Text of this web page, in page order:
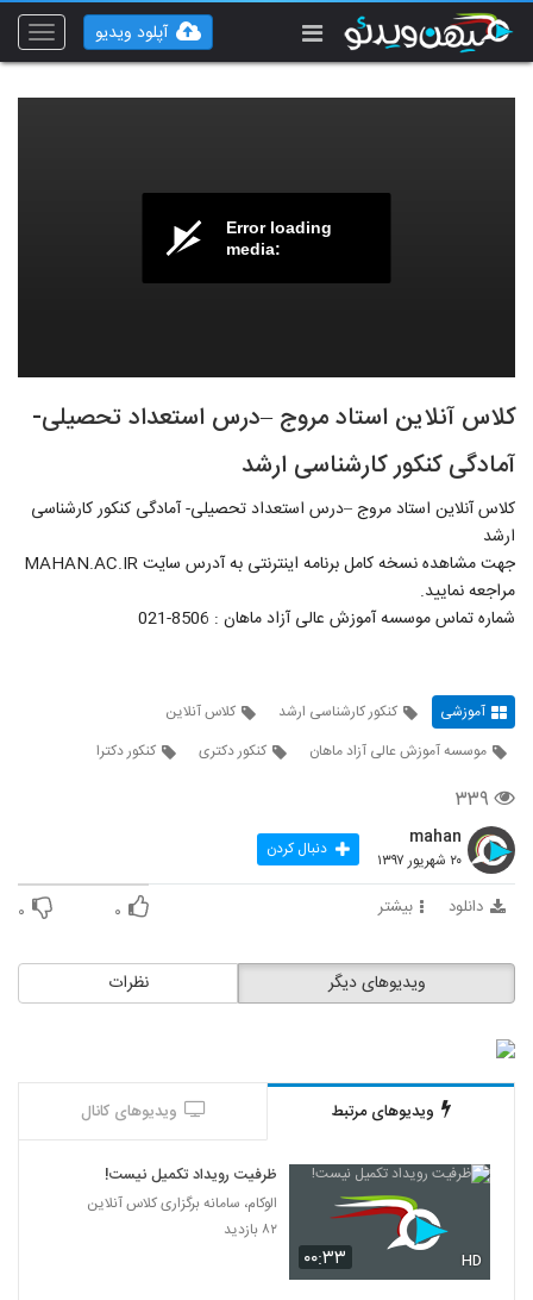
Toggle
آپلود ویدیو
Error loading
media:
کلاس آنلاین استاد مروج –درس استعداد تحصیلی-
آمادگی کنکور کارشناسی ارشد
کلاس آنلاین استاد مروج –درس استعداد تحصیلی- آمادگی کنکور کارشناسی
ارشد
جهت مشاهده نسخه کامل برنامه اینترنتی به آدرس سایت MAHAN.AC.IR
مراجعه نمایید.
شماره تماس موسسه آموزش عالی آزاد ماهان : 8506-021
آموزشی کنکور کارشناسی ارشد
کلاس آنلاین
موسسه آموزش عالی آزاد ماهان
کنکور دکتری کنکور دکترا
۳۳۹
mahan
۲۰ شهریور ۱۳۹۷ دنبال کردن
دانلود بیشتر ۰ ۰
نظرات ویدیوهای دیگر
ویدیوهای مرتبط ویدیوهای کانال
۰۰:۳۳ HD
ظرفیت رویداد تکمیل نیست!
الوکام، سامانه برگزاری کلاس آنلاین
۸۲ بازدید